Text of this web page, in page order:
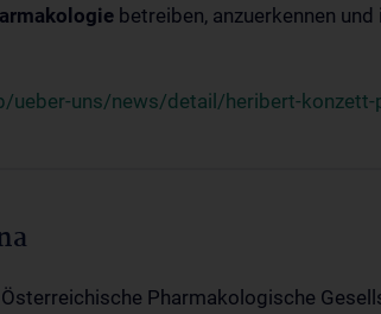
betreiben, anzuerkennen
ueber-uns/news/detail/heribert-
Pharmakologische